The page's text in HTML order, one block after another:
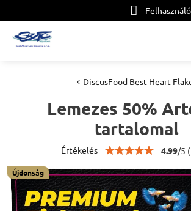
Újdonság
DiscusFood Best Heart
Lemezes 50%
tartalomal
Értékelés 4.99/5 (